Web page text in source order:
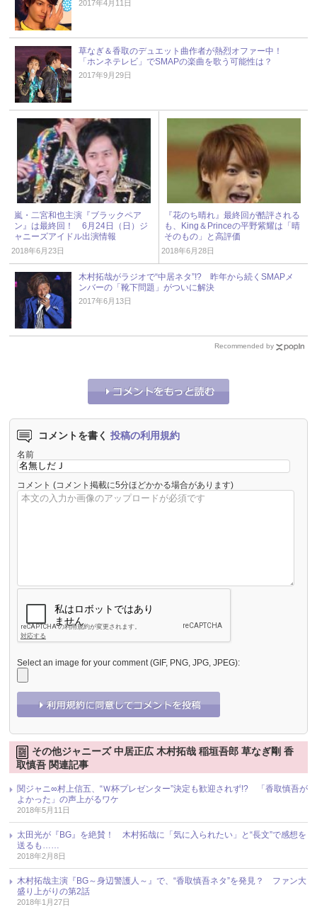
2017年4月11日
草なぎ＆香取のデュエット曲作者が熱烈オファー中！
「ホンネテレビ」でSMAPの楽曲を歌う可能性は？
2017年9月29日
嵐・二宮和也主演『ブラックペア
ン』は最終回！ 6月24日（日）ジ
ャニーズアイドル出演情報
2018年6月23日
『花のち晴れ』最終回が酷評される
も、King＆Princeの平野紫耀は「晴
そのもの」と高評価
2018年6月28日
木村拓哉がラジオで“中居ネタ”!? 昨年から続くSMAPメ
ンバーの「靴下問題」がついに解決
2017年6月13日
Recommended by
コメントを書く 投稿の利用規約
名前
コメント (コメント掲載に5分ほどかかる場合があります)
Select an image for your comment (GIF, PNG, JPG, JPEG):
その他ジャニーズ 中居正広 木村拓哉 稲垣吾郎 草なぎ剛 香
取慎吾 関連記事
関ジャニ∞村上信五、“Ｗ杯プレゼンター”決定も歓迎されず!? 「香取慎吾が
よかった」の声上がるワケ
2018年5月11日
太田光が『BG』を絶賛！ 木村拓哉に「気に入られたい」と“長文”で感想を
送るも……
2018年2月8日
木村拓哉主演『BG～身辺警護人～』で、“香取慎吾ネタ”を発見？ ファン大
盛り上がりの第2話
2018年1月27日